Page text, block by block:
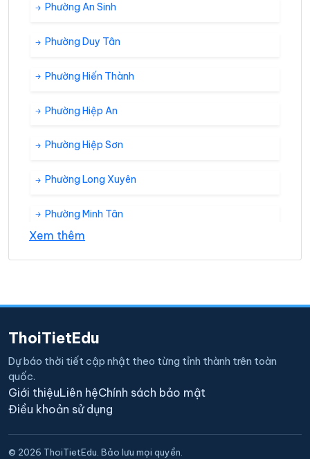
Phường An Sinh
Phường Duy Tân
Phường Hiến Thành
Phường Hiệp An
Phường Hiệp Sơn
Phường Long Xuyên
Phường Minh Tân
Phường Thất Hùng
Xã Hiệp Hòa
Xem thêm
ThoiTietEdu
Dự báo thời tiết cập nhật theo từng tỉnh thành trên toàn
quốc.
Giới thiệuLiên hệChính sách bảo mật
Điều khoản sử dụng
© 2026 ThoiTietEdu. Bảo lưu mọi quyền.